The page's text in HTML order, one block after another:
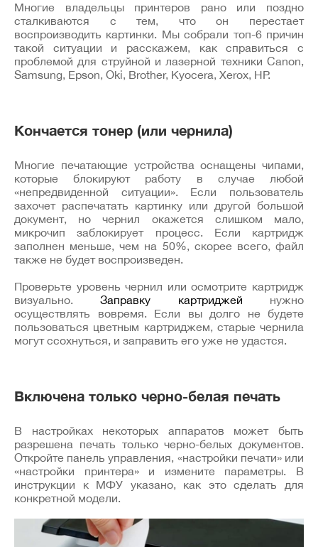
Многие владельцы принтеров рано или поздно
сталкиваются с тем, что он перестает
воспроизводить картинки. Мы собрали топ-6 причин
такой ситуации и расскажем, как справиться с
проблемой для струйной и лазерной техники Canon,
Samsung, Epson, Oki, Brother, Kyocera, Xerox, HP.
Кончается тонер (или чернила)
Многие печатающие устройства оснащены чипами,
которые блокируют работу в случае любой
«непредвиденной ситуации». Если пользователь
захочет распечатать картинку или другой большой
документ, но чернил окажется слишком мало,
микрочип заблокирует процесс. Если картридж
заполнен меньше, чем на 50%, скорее всего, файл
также не будет воспроизведен.
Проверьте уровень чернил или осмотрите картридж
визуально.Заправку картриджей нужно
осуществлять вовремя. Если вы долго не будете
пользоваться цветным картриджем, старые чернила
могут ссохнуться, и заправить его уже не удастся.
Включена только черно-белая печать
В настройках некоторых аппаратов может быть
разрешена печать только черно-белых документов.
Откройте панель управления, «настройки печати» или
«настройки принтера» и измените параметры. В
инструкции к МФУ указано, как это сделать для
конкретной модели.